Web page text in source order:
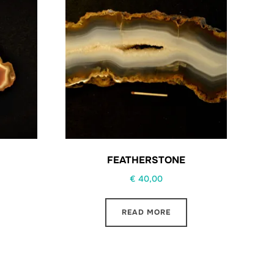
FEATHERSTONE
€ 40,00
READ MORE